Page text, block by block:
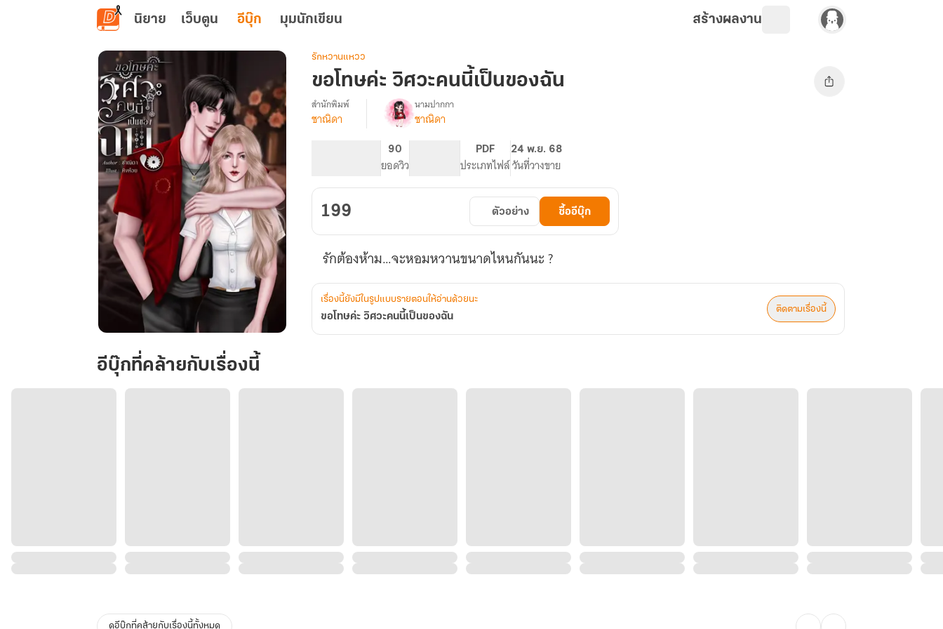
ข้ามไปยังเนื้อหาหลัก
นิยาย เว็บตูน อีบุ๊ก มุมนักเขียน สร้างผลงาน
ค่ะ
วิศวะ
คน
รักหวานแหวว
ขอโทษค่ะ วิศวะคนนี้เป็นของฉัน
เรื่อง
นี้
เป็น
ของ
ฉัน
สำนักพิมพ์
ชาณิดา
นามปากกา
ชาณิดา
90
ยอดวิว
PDF
ประเภทไฟล์
24 พ.ย. 68
วันที่วางขาย
199 ตัวอย่าง ซื้ออีบุ๊ก
รักต้องห้าม…จะหอมหวานขนาดไหนกันนะ ?
เรื่องนี้ยังมีในรูปแบบรายตอนให้อ่านด้วยนะ
ขอโทษค่ะ วิศวะคนนี้เป็นของฉัน
ติดตามเรื่องนี้
อีบุ๊กที่คล้ายกับเรื่องนี้
ดูอีบุ๊กที่คล้ายกับเรื่องนี้ทั้งหมด